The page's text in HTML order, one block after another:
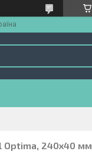
Optima, 240х40 мм